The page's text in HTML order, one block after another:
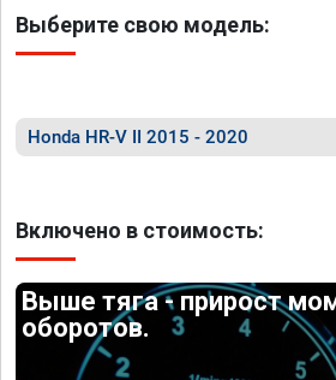
Выберите свою модель:
Honda HR-V II 2015 - 2020
Включено в стоимость:
Выше тяга - прирост
оборотов.